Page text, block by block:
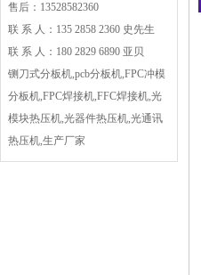
售后：13528582360
联 系 人：135 2858 2360 史先生
联 系 人：180 2829 6890 亚贝
铡刀式分板机,pcb分板机,FPC冲模
分板机,FPC焊接机,FFC焊接机,光
模块热压机,光器件热压机,光通讯
热压机,生产厂家